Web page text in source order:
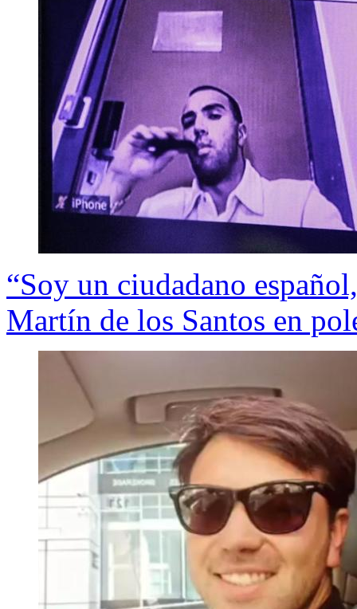
“Soy un ciudadano
Martín de los Santos en